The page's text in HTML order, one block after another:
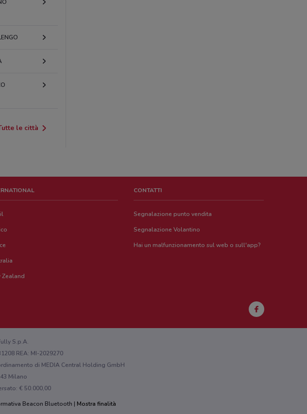
le città
Zealand
CONTATTI
Segnalazione punto vendita
Segnalazione Volantino
Hai un malfunzionamento sul web o sull'app?
S.p.A.
REA: MI-2029270
di MEDIA Central Holding GmbH
Milano
€ 50.000,00
Beacon Bluetooth Mostra finalità